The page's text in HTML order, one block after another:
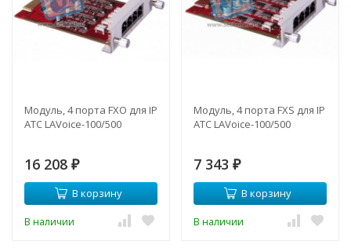
Модуль, 4 порта FXO для IP
АТС LAVoice-100/500
16 208 ₽
В корзину
В наличии
Модуль, 4 порта FXS для IP
АТС LAVoice-100/500
7 343 ₽
В корзину
В наличии